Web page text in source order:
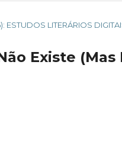
ESTUDOS LITERÁRIOS
Existe (Mas